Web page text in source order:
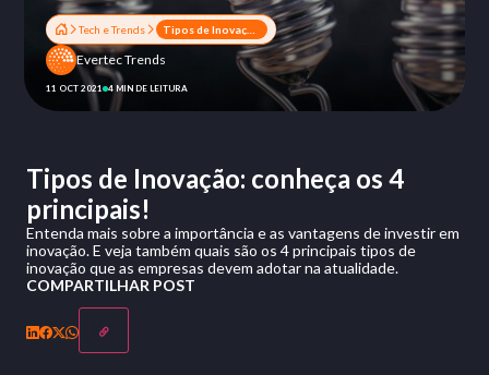
Tech e Trends
Evertec Trends
11 OCT 2021 4 MIN DE LEITURA
Tipos de Inovação: conheça os 4
principais!
Entenda mais sobre a importância e as vantagens de investir em
inovação. E veja também quais são os 4 principais tipos de
inovação que as empresas devem adotar na atualidade.
COMPARTILHAR POST